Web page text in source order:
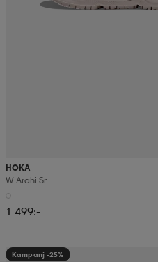
HOKA
W Arahi Sr
1 499:-
Kampanj -25%